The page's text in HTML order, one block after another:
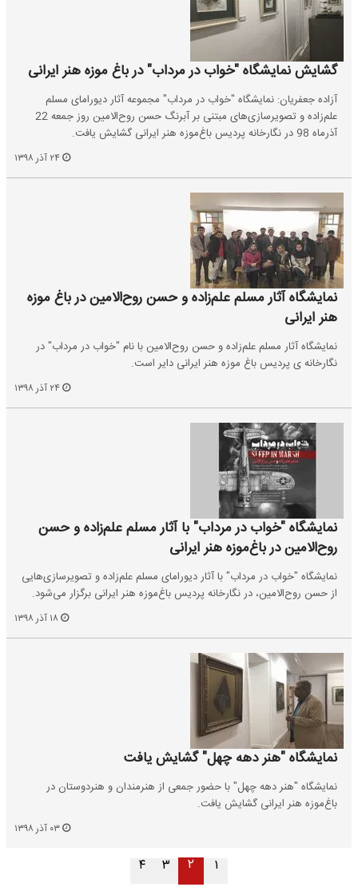
گشایش نمایشگاه "خواب در مرداب" در باغ موزه هنر ایرانی
آزاده جعفریان: نمایشگاه "خواب در مرداب" مجموعه آثار دیورامای مسلم
علم‌زاده و تصویرسازی‌های مبتنی بر آبرنگ حسن روح‌الامین روز جمعه 22
آذرماه 98 در نگارخانه‌ پردیس باغ‌موزه هنر ایرانی گشایش یافت.
نمایشگاه آثار مسلم علم‌زاده و حسن روح‌الامین در باغ موزه
هنر ایرانی
نمایشگاه آثار مسلم علم‌زاده و حسن روح‌الامین با نام "خواب در مرداب" در
نگارخانه ی پردیس باغ موزه هنر ایرانی دایر است.
نمایشگاه "خواب در مرداب" با آثار مسلم علم‌زاده و حسن
روح‌الامین در باغ‌موزه‌ هنر ایرانی
نمایشگاه "خواب در مرداب" با آثار دیورامای مسلم علم‌زاده و تصویرسازی‌هایی
از حسن روح‌الامین، در نگارخانه پردیس باغ‌موزه هنر ایرانی برگزار می‌شود.
نمایشگاه "هنر دهه‌ چهل" گشایش یافت
نمایشگاه "هنر دهه‌ چهل" با حضور جمعی از هنرمندان و هنردوستان در
باغ‌موزه هنر ایرانی گشایش یافت.
۱ ۲ ۳ ۴